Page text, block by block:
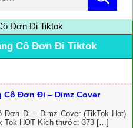
Đơn Đi Tiktok
Cô Đơn Đi Tiktok
Cô Đơn Đi – Dimz Cover
Đơn Đi – Dimz Cover (TikTok Hot)
Tok HOT Kích thước: 373 […]